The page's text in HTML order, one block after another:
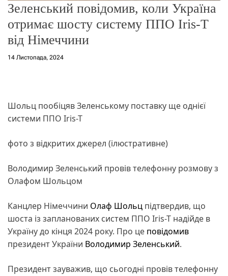
Зеленський повідомив, коли Україна
отримає шосту систему ППО Iris-T
від Німеччини
14 Листопада, 2024
Шольц пообіцяв Зеленському поставку ще однієї
системи ППО Iris-T
фото з відкритих джерел (ілюстративне)
Володимир Зеленський провів телефонну розмову з
Олафом Шольцом
Канцлер Німеччини Олаф Шольц підтвердив, що
шоста із запланованих систем ППО Iris-T надійде в
Україну до кінця 2024 року. Про це повідомив
президент України Володимир Зеленський.
Президент зауважив, що сьогодні провів телефонну